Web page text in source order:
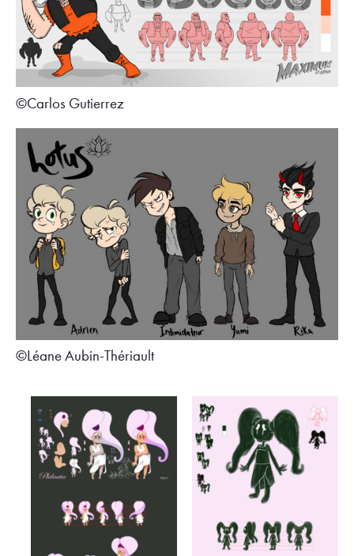
©Carlos Gutierrez
©Léane Aubin-Thériault